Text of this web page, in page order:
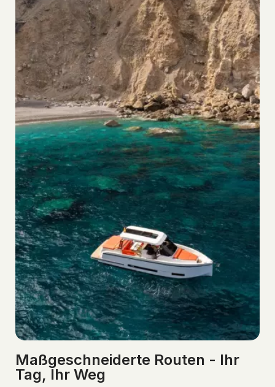
Maßgeschneiderte Routen - Ihr
Tag, Ihr Weg